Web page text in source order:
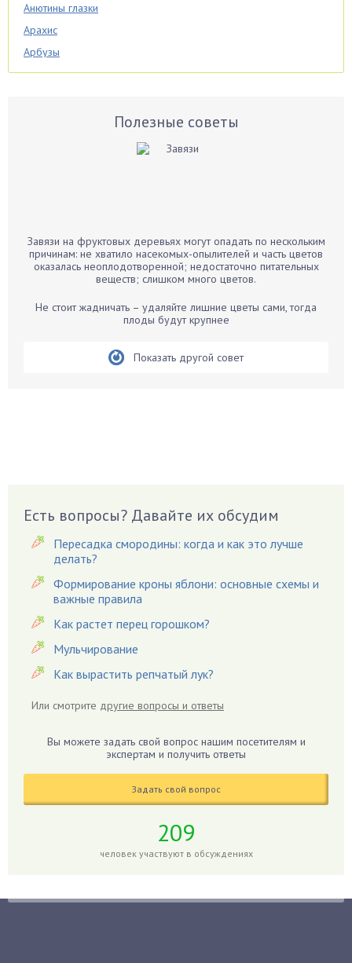
Анютины глазки
Арахис
Арбузы
Аспарагус
Бархатцы
Бегония
Бирючина
Вишня
Вредители
Гардения
Гацания
Гвоздики
Георгины
Герань
Гиацинт
Гиппеаструм
Годжи
Голубика
Полезные советы
Завязи на фруктовых деревьях могут опадать по нескольким
причинам: не хватило насекомых-опылителей и часть цветов
оказалась неоплодотворенной; недостаточно питательных
веществ; слишком много цветов.
Не стоит жадничать – удаляйте лишние цветы сами, тогда
плоды будут крупнее
Показать другой совет
Есть вопросы? Давайте их обсудим
Пересадка смородины: когда и как это лучше
делать?
Формирование кроны яблони: основные схемы и
важные правила
Как растет перец горошком?
Мульчирование
Как вырастить репчатый лук?
Или смотрите другие вопросы и ответы
Вы можете задать свой вопрос нашим посетителям и
экспертам и получить ответы
Задать свой вопрос
209
человек участвуют в обсуждениях